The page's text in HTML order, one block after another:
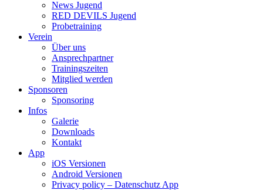
News Jugend
RED DEVILS Jugend
Probetraining
Verein
Über uns
Ansprechpartner
Trainingszeiten
Mitglied werden
Sponsoren
Sponsoring
Infos
Galerie
Downloads
Kontakt
App
iOS Versionen
Android Versionen
Privacy policy – Datenschutz App